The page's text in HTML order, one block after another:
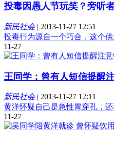
投毒因愚人节玩笑？旁听
新民社会| 2013-11-27 12:51
投毒行为源自一个巧合，这个供
11-27
王同学：曾有人短信提醒
新民社会| 2013-11-27 12:11
黄洋怀疑自己是急性胃穿孔，
11-27